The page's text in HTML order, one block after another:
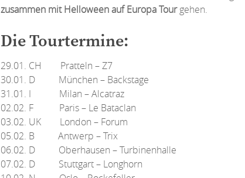
zusammen mit Helloween auf Europa Tourgehen.
Die Tourtermine:
29.01. CH Pratteln – Z7
30.01. D München – Backstage
31.01. I Milan – Alcatraz
02.02. F Paris – Le Bataclan
03.02. UK London – Forum
05.02. B Antwerp – Trix
06.02. D Oberhausen – Turbinenhalle
07.02. D Stuttgart – Longhorn